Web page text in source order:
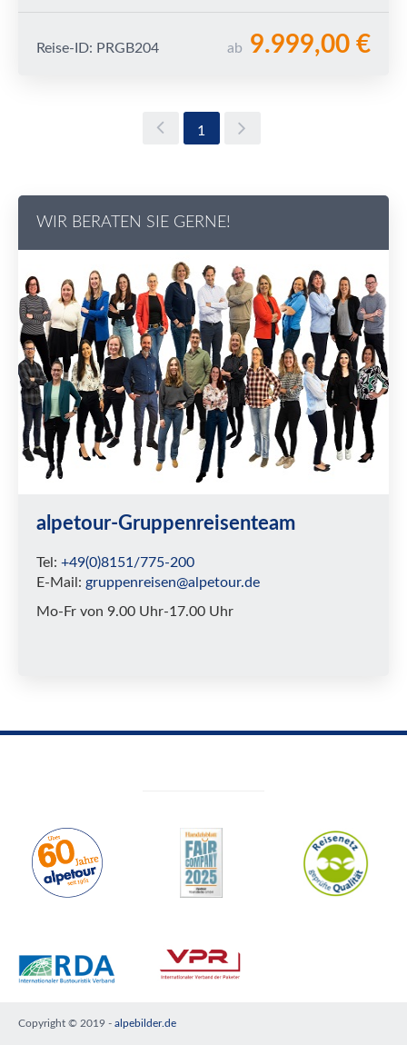
ab 9.999,00 €
Reise-ID: PRGB204
1
WIR BERATEN SIE GERNE!
alpetour-Gruppenreisenteam
Tel: +49(0)8151/775-200
E-Mail: gruppenreisen@alpetour.de
Mo-Fr von 9.00 Uhr-17.00 Uhr
Copyright © 2019 - alpebilder.de